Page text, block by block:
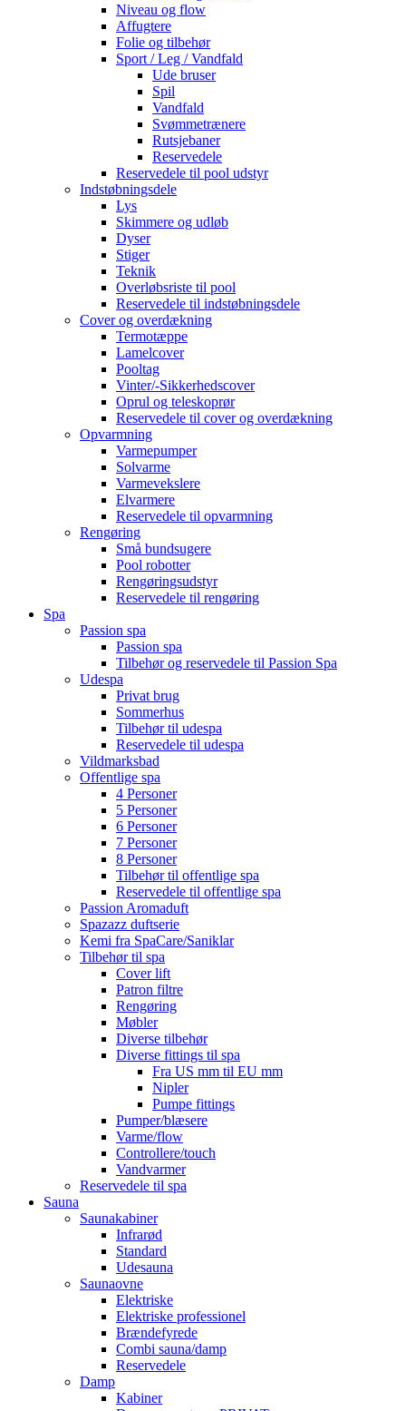
Niveau og flow
Affugtere
Folie og tilbehør
Sport / Leg / Vandfald
Ude bruser
Spil
Vandfald
Svømmetrænere
Rutsjebaner
Reservedele
Reservedele til pool udstyr
Indstøbningsdele
Lys
Skimmere og udløb
Dyser
Stiger
Teknik
Overløbsriste til pool
Reservedele til indstøbningsdele
Cover og overdækning
Termotæppe
Lamelcover
Pooltag
Vinter/-Sikkerhedscover
Oprul og teleskoprør
Reservedele til cover og overdækning
Opvarmning
Varmepumper
Solvarme
Varmevekslere
Elvarmere
Reservedele til opvarmning
Rengøring
Små bundsugere
Pool robotter
Rengøringsudstyr
Reservedele til rengøring
Spa
Passion spa
Passion spa
Tilbehør og reservedele til Passion Spa
Udespa
Privat brug
Sommerhus
Tilbehør til udespa
Reservedele til udespa
Vildmarksbad
Offentlige spa
4 Personer
5 Personer
6 Personer
7 Personer
8 Personer
Tilbehør til offentlige spa
Reservedele til offentlige spa
Passion Aromaduft
Spazazz duftserie
Kemi fra SpaCare/Saniklar
Tilbehør til spa
Cover lift
Patron filtre
Rengøring
Møbler
Diverse tilbehør
Diverse fittings til spa
Fra US mm til EU mm
Nipler
Pumpe fittings
Pumper/blæsere
Varme/flow
Controllere/touch
Vandvarmer
Reservedele til spa
Sauna
Saunakabiner
Infrarød
Standard
Udesauna
Saunaovne
Elektriske
Elektriske professionel
Brændefyrede
Combi sauna/damp
Reservedele
Damp
Kabiner